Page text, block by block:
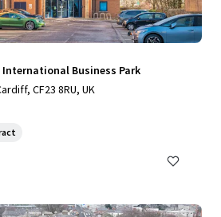
Business Park
CF23 8RU, UK